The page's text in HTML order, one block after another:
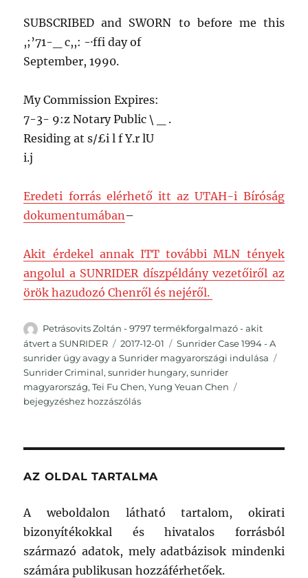
SUBSCRIBED and SWORN to before me this
,;’71-_ c,,: -·ffi day of
September, 1990.
My Commission Expires:
7-3- 9:z Notary Public \ _ .
Residing at s/£i l f Y.r lU
i.j
Eredeti forrás elérhető itt az UTAH-i Bíróság
dokumentumában–
Akit érdekel annak ITT további MLN tények
angolul a SUNRIDER díszpéldány vezetőiről az
örök hazudozó Chenről és nejéről.
Szerző
Petrásovits Zoltán - 9797 termékforgalmazó - akit
átvert a SUNRIDER
Közzétéve
2017-12-01 Kategória
Sunrider Case 1994 - A
sunrider ügy avagy a Sunrider magyarországi indulása
Sunrider Criminal,sunrider hungary,sunrider
magyarország,Tei Fu Chen,Yung Yeuan Chen
Chen
egy
hazudozó!
bejegyzéshez hozzászólás
AZ OLDAL TARTALMA
A weboldalon látható tartalom, okirati
bizonyítékokkal és hivatalos forrásból
származó adatok, mely adatbázisok mindenki
számára publikusan hozzáférhetőek.